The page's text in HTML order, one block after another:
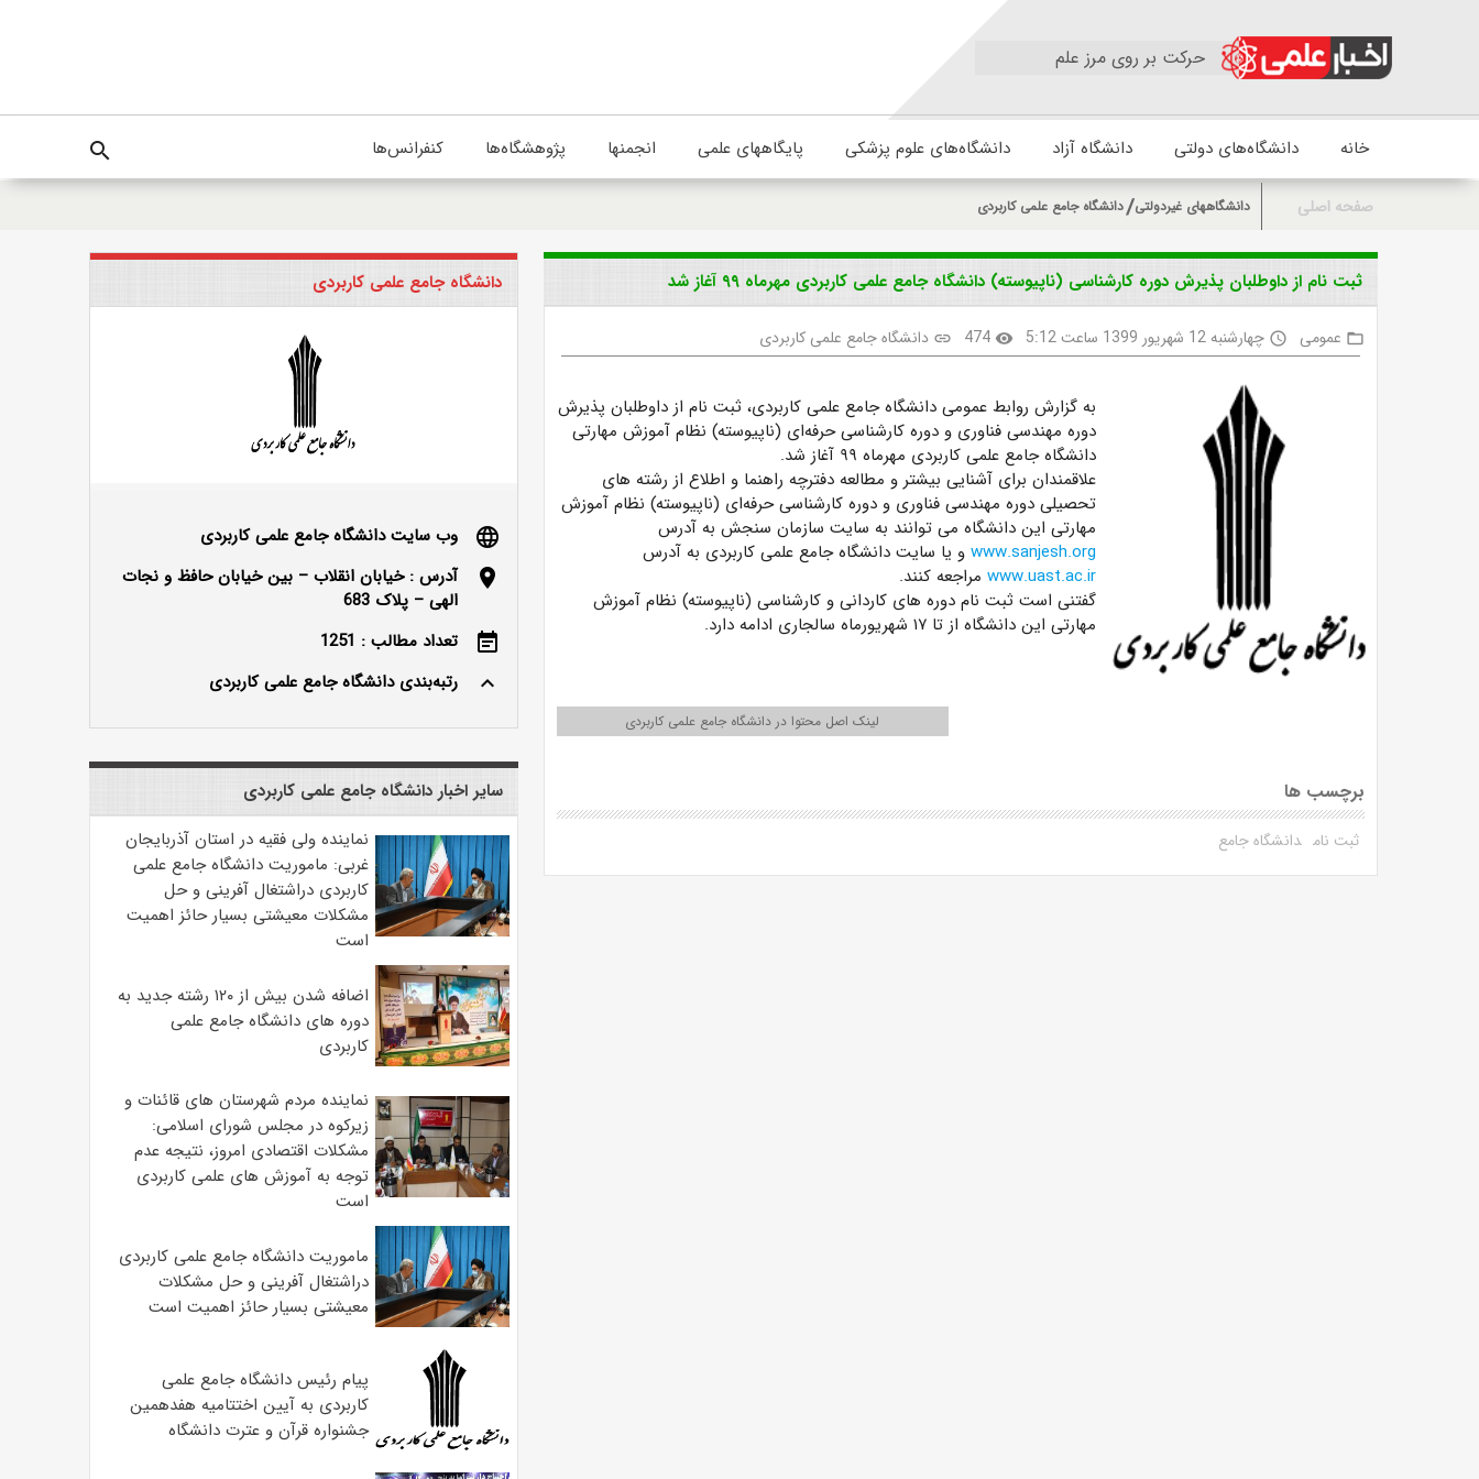
حرکت بر روی مرز علم
خانه دانشگاه‌های دولتی دانشگاه آزاد دانشگاه‌های علوم پزشکی پایگاههای علمی انجمنها پژوهشگاه‌ها کنفرانس‌ها search
صفحه اصلی دانشگاههای غیردولتی دانشگاه جامع علمی کاربردی
ثبت نام از داوطلبان پذیرش دوره کارشناسی (ناپیوسته) دانشگاه جامع علمی کاربردی مهرماه ۹۹ آغاز شد
folder_open عمومی access_time چهارشنبه 12 شهریور 1399 ساعت 5:12 visibility
474
link دانشگاه جامع علمی کاربردی
به گزارش روابط عمومی دانشگاه جامع علمی کاربردی، ثبت نام از داوطلبان پذیرش
دوره مهندسی فناوری و دوره کارشناسی حرفه‌ای (ناپیوسته) نظام آموزش مهارتی
دانشگاه جامع علمی کاربردی مهرماه ۹۹ آغاز شد.
علاقمندان برای آشنایی بیشتر و مطالعه دفترچه راهنما و اطلاع از رشته های
تحصیلی دوره مهندسی فناوری و دوره کارشناسی حرفه‌ای (ناپیوسته) نظام آموزش
مهارتی این دانشگاه می توانند به سایت سازمان سنجش به آدرس
www.sanjesh.org و یا سایت دانشگاه جامع علمی کاربردی به آدرس
www.uast.ac.ir مراجعه کنند.
گفتنی است ثبت نام دوره های کاردانی و کارشناسی (ناپیوسته) نظام آموزش
مهارتی این دانشگاه از تا ۱۷ شهریورماه سالجاری ادامه دارد.
لینک اصل محتوا در دانشگاه جامع علمی کاربردی
برچسب ها
ثبت نام دانشگاه جامع
دانشگاه جامع علمی کاربردی
language
وب سایت دانشگاه جامع علمی کاربردی
location_on
آدرس : خیابان انقلاب – بین خیابان حافظ و نجات
الهی – پلاک 683
event_note
تعداد مطالب : 1251
keyboard_arrow_up
رتبه‌بندی دانشگاه جامع علمی کاربردی
سایر اخبار دانشگاه جامع علمی کاربردی
نماینده ولی فقیه در استان آذربایجان
غربی: ماموریت دانشگاه جامع علمی
کاربردی دراشتغال آفرینی و حل
مشکلات معیشتی بسیار حائز اهمیت
است
اضافه شدن بیش از ۱۲۰ رشته جدید به
دوره های دانشگاه جامع علمی
کاربردی
نماینده مردم شهرستان های قائنات و
زیرکوه در مجلس شورای اسلامی:
مشکلات اقتصادی امروز، نتیجه عدم
توجه به آموزش های علمی کاربردی
است
ماموریت دانشگاه جامع علمی کاربردی
دراشتغال آفرینی و حل مشکلات
معیشتی بسیار حائز اهمیت است
پیام رئیس دانشگاه جامع علمی
کاربردی به آیین اختتامیه هفدهمین
جشنواره قرآن و عترت دانشگاه